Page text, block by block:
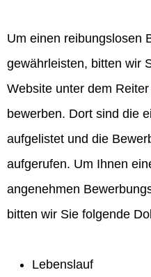
Um einen reibungslosen
gewährleisten, bitten wir
Website unter dem Reiter
bewerben. Dort sind die
aufgelistet und die
aufgerufen. Um Ihnen
angenehmen
bitten wir Sie folgende
Lebenslauf